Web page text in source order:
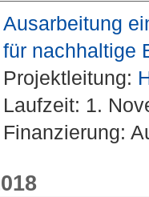
Ausarbeitung
für nachhaltige
Projektleitung:
Laufzeit: 1.
Finanzierung: